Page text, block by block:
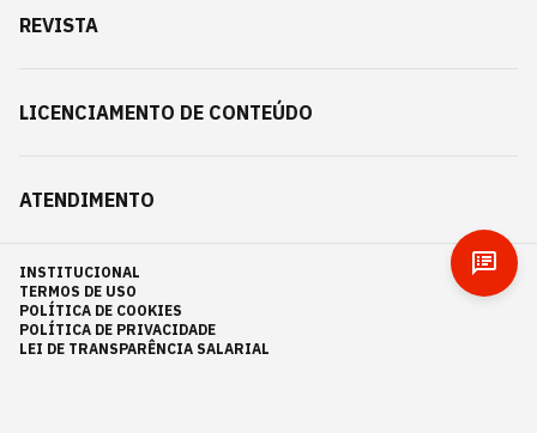
REVISTA
LICENCIAMENTO DE CONTEÚDO
ATENDIMENTO
INSTITUCIONAL
TERMOS DE USO
POLÍTICA DE COOKIES
POLÍTICA DE PRIVACIDADE
LEI DE TRANSPARÊNCIA SALARIAL